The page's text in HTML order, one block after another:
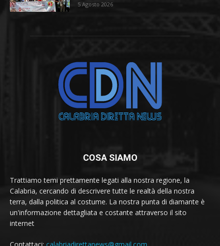
5 Agosto 2026
COSA SIAMO
Trattiamo temi prettamente legati alla nostra regione, la
Calabria, cercando di descrivere tutte le realtà della nostra
terra, dalla politica al costume. La nostra punta di diamante è
un'informazione dettagliata e costante attraverso il sito
internet